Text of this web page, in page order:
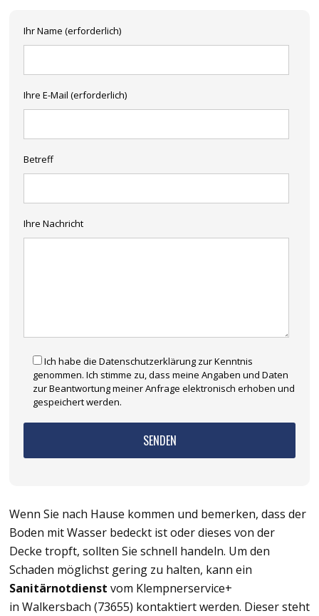
Ihr Name (erforderlich)
Ihre E-Mail (erforderlich)
Betreff
Ihre Nachricht
Ich habe die Datenschutzerklärung zur Kenntnis
genommen. Ich stimme zu, dass meine Angaben und Daten
zur Beantwortung meiner Anfrage elektronisch erhoben und
gespeichert werden.
Wenn Sie nach Hause kommen und bemerken, dass der
Boden mit Wasser bedeckt ist oder dieses von der
Decke tropft, sollten Sie schnell handeln. Um den
Schaden möglichst gering zu halten, kann ein
Sanitärnotdienst vom Klempnerservice+
in Walkersbach (73655) kontaktiert werden. Dieser steht